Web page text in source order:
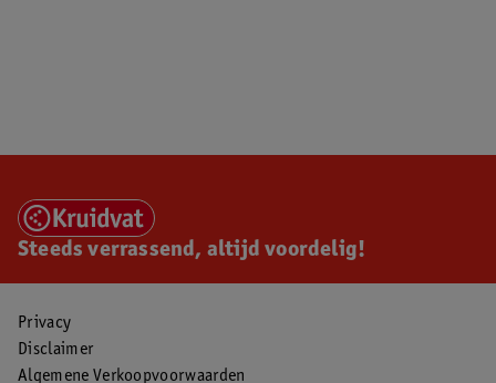
Steeds verrassend, altijd voordelig!
Privacy
Disclaimer
Algemene Verkoopvoorwaarden